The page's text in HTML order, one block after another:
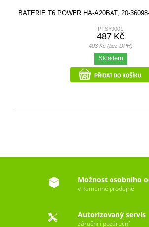
BATERIE T6 POWER HA-A20BAT, 20-
PTSY0001
487 Kč
403 Kč (bez DPH)
Skladem
Možnost osobního
v kamenné prodejně
Autorizovaný servis
záruční i pozáruční